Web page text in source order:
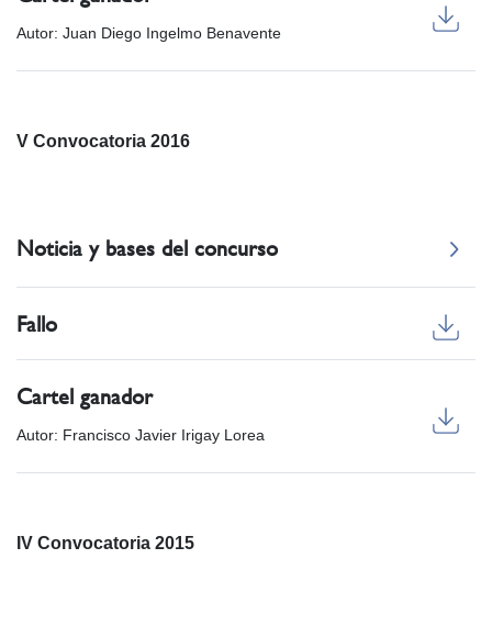
Autor: Juan Diego Ingelmo Benavente
V Convocatoria 2016
Noticia y bases del concurso
Fallo
Cartel ganador
Autor: Francisco Javier Irigay Lorea
IV Convocatoria 2015